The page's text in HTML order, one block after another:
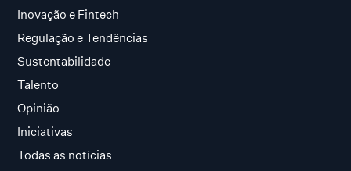
Inovação e Fintech
Regulação e Tendências
Sustentabilidade
Talento
Opinião
Iniciativas
Todas as notícias